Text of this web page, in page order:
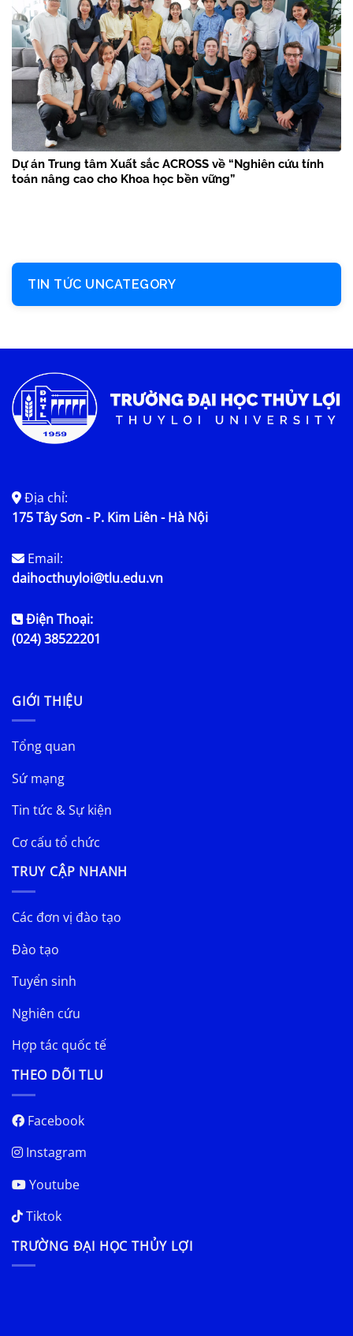
Dự án Trung tâm Xuất sắc ACROSS về “Nghiên cứu tính
toán nâng cao cho Khoa học bền vững”
TIN TỨC UNCATEGORY
Địa chỉ:
175 Tây Sơn - P. Kim Liên - Hà Nội
Email:
daihocthuyloi@tlu.edu.vn
Điện Thoại:
(024) 38522201
GIỚI THIỆU
Tổng quan
Sứ mạng
Tin tức & Sự kiện
Cơ cấu tổ chức
TRUY CẬP NHANH
Các đơn vị đào tạo
Đào tạo
Tuyển sinh
Nghiên cứu
Hợp tác quốc tế
THEO DÕI TLU
Facebook
Instagram
Youtube
Tiktok
TRƯỜNG ĐẠI HỌC THỦY LỢI